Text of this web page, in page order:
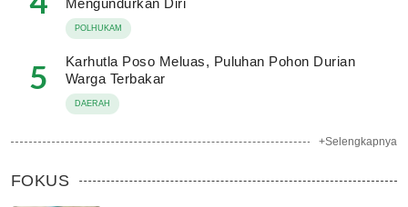
Mengundurkan Diri
POLHUKAM
5
Karhutla Poso Meluas, Puluhan Pohon Durian
Warga Terbakar
DAERAH
+Selengkapnya
FOKUS